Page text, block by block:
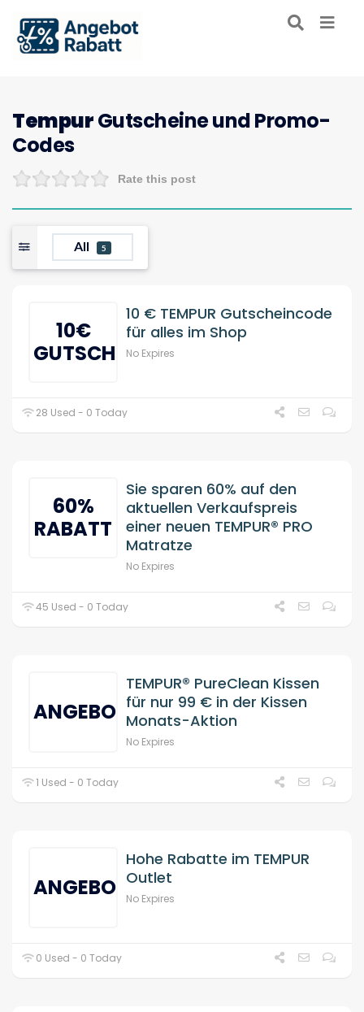
TempurGutscheine und Promo-
Codes
Rate this post
All 5
10€
GUTSCHEIN
10 € TEMPUR Gutscheincode
für alles im Shop
No Expires
28 Used - 0 Today
60%
RABATT
Sie sparen 60% auf den
aktuellen Verkaufspreis
einer neuen TEMPUR® PRO
Matratze
No Expires
45 Used - 0 Today
ANGEBOT
TEMPUR® PureClean Kissen
für nur 99 € in der Kissen
Monats-Aktion
No Expires
1 Used - 0 Today
ANGEBOT
Hohe Rabatte im TEMPUR
Outlet
No Expires
0 Used - 0 Today